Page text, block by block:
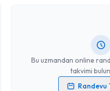
Bu uzmandan online
takvimi
Randevu
Op. Dr. Deniz Karka